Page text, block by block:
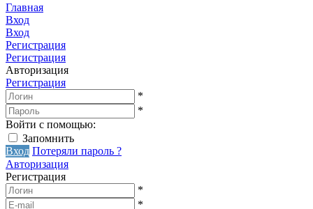
Главная
Вход
Вход
Регистрация
Регистрация
Авторизация
Регистрация
*
*
Войти с помощью:
Запомнить
Вход Потеряли пароль ?
Авторизация
Регистрация
*
*